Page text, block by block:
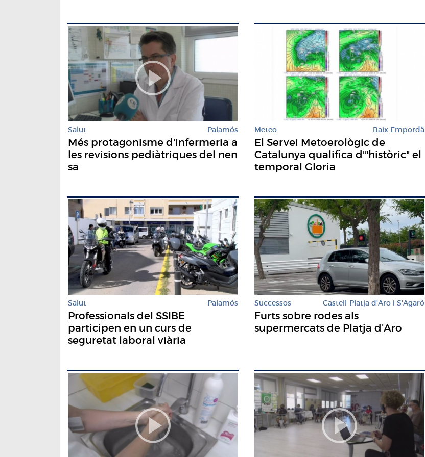
Salut Palamós
Més protagonisme d'infermeria a
les revisions pediàtriques del nen
sa
Meteo Baix Empordà
El Servei Metoerològic de
Catalunya qualifica d'"històric" el
temporal Gloria
Salut Palamós
Professionals del SSIBE
participen en un curs de
seguretat laboral viària
Successos Castell-Platja d'Aro i S'Agaró
Furts sobre rodes als
supermercats de Platja d’Aro